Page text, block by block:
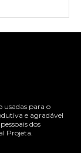
usadas para o
e agradável
dos
Projeta.